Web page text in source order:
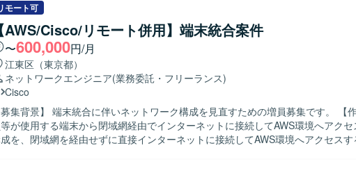
ニケーションを取りながら業務を進めていただける方を求めております。長期的
定して稼働いただける方を歓迎いたします。 【ポジションの魅力】 大手企業向け人事システ
のCSR領域に特化して経験を積むことができ、リアルタイム設定やAEROなどの
ただけます。他領域担当者との連携を通じて、システム全体の理解を深められ
」のCSR領域を中心とした環境で、設計からテス
、運用保守まで一貫して携わっていただきます。
モート可
【AWS/Cisco/リモート併用】端末統合案件
〜600,000円/月
江東区（東京都）
ネットワークエンジニア(業務委託・フリーランス)
Cisco
募集背景】 端末統合に伴いネットワーク構成を見直すための増員募集です。 【作業内容】 職
が使用する端末から閉域網経由でインターネットに接続してAWS環境へアクセ
を、閉域網を経由せずに直接インターネットに接続してAWS環境へアクセス